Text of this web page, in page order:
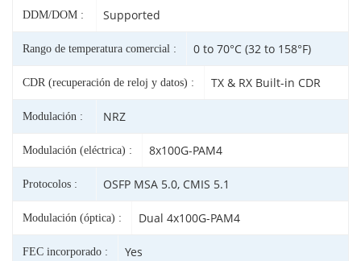
DDM/DOM : Supported
Rango de temperatura comercial : 0 to 70°C (32 to 158°F)
CDR (recuperación de reloj y datos) : TX & RX Built-in CDR
Modulación : NRZ
Modulación (eléctrica) : 8x100G-PAM4
Protocolos : OSFP MSA 5.0, CMIS 5.1
Modulación (óptica) : Dual 4x100G-PAM4
FEC incorporado : Yes